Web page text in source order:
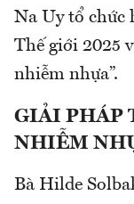
Na Uy tổ chức
Thế giới 2025
nhiễm nhựa”.
GIẢI PHÁP
NHIỄM
Bà Hilde